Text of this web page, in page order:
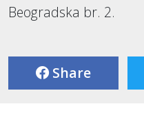
Beogradska br. 2.
Share